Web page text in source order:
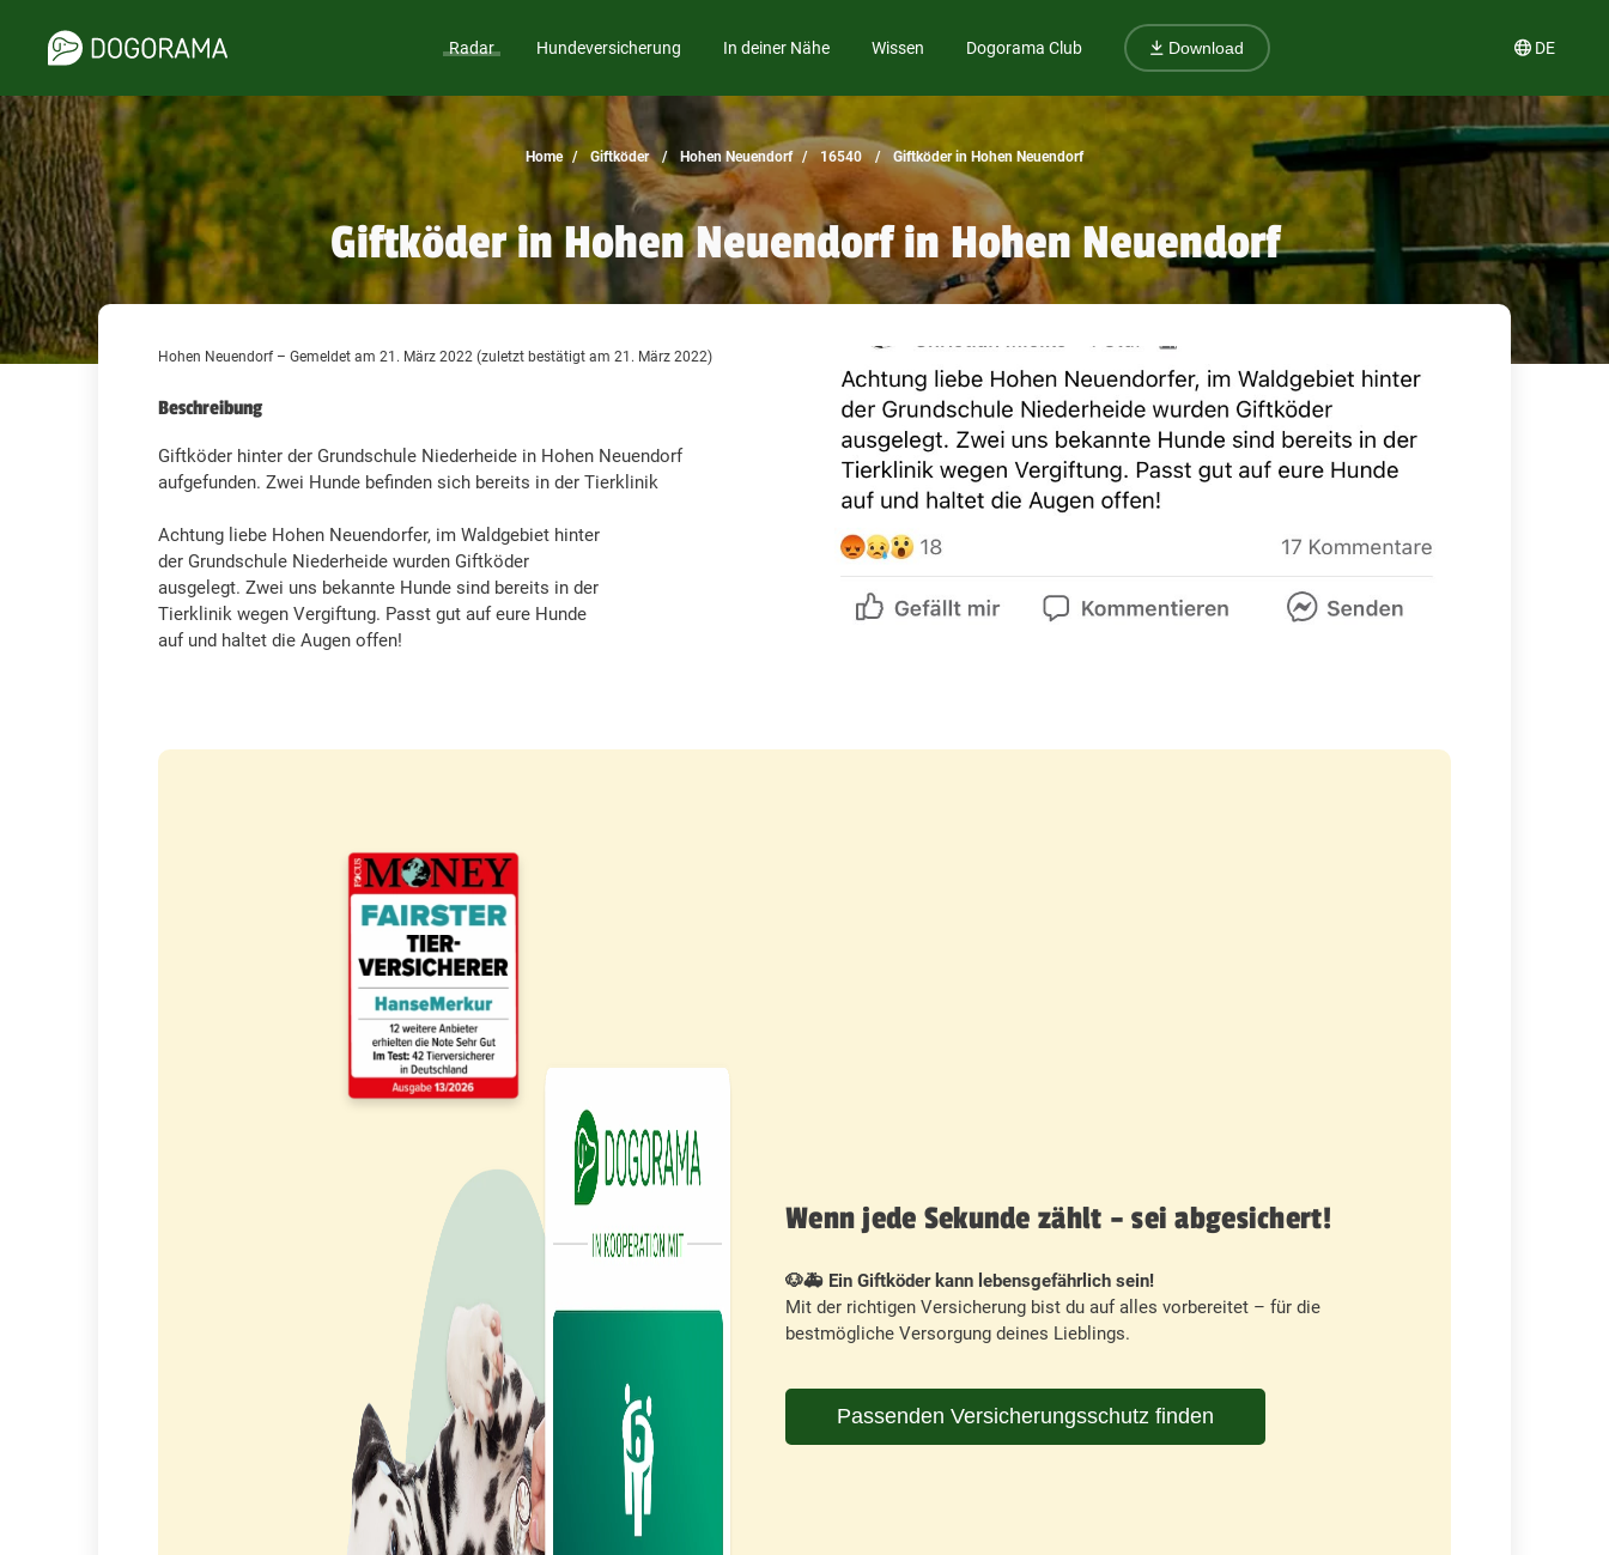
Radar Hundeversicherung In deiner Nähe Wissen Dogorama Club Download DE
Home Giftköder Hohen Neuendorf 16540 Giftköder in Hohen Neuendorf
Giftköder in Hohen Neuendorf in Hohen Neuendorf
Hohen Neuendorf – Gemeldet am 21. März 2022 (zuletzt bestätigt am 21. März 2022)
Beschreibung
Giftköder hinter der Grundschule Niederheide in Hohen Neuendorf
aufgefunden. Zwei Hunde befinden sich bereits in der Tierklinik
Achtung liebe Hohen Neuendorfer, im Waldgebiet hinter
der Grundschule Niederheide wurden Giftköder
ausgelegt. Zwei uns bekannte Hunde sind bereits in der
Tierklinik wegen Vergiftung. Passt gut auf eure Hunde
auf und haltet die Augen offen!
Wenn jede Sekunde zählt – sei abgesichert!
🐶🚑 Ein Giftköder kann lebensgefährlich sein!
Mit der richtigen Versicherung bist du auf alles vorbereitet – für die
bestmögliche Versorgung deines Lieblings.
Passenden Versicherungsschutz finden